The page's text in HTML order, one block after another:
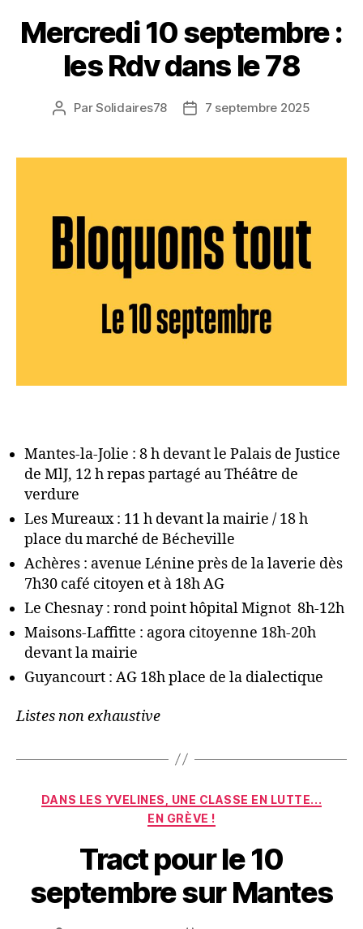
Mercredi 10 septembre :
les Rdv dans le 78
Auteur
ParSolidaires78
Date7 septembre 2025
Mantes-la-Jolie : 8 h devant le Palais de Justice
de MlJ, 12 h repas partagé au Théâtre de
verdure
Les Mureaux : 11 h devant la mairie / 18 h
place du marché de Bécheville
Achères : avenue Lénine près de la laverie dès
7h30 café citoyen et à 18h AG
Le Chesnay : rond point hôpital Mignot 8h-12h
Maisons-Laffitte : agora citoyenne 18h-20h
devant la mairie
Guyancourt : AG 18h place de la dialectique
Listes non exhaustive
Catégories
DANS LES YVELINES, UNE CLASSE EN LUTTE...
EN GRÈVE !
Tract pour le 10
septembre sur Mantes